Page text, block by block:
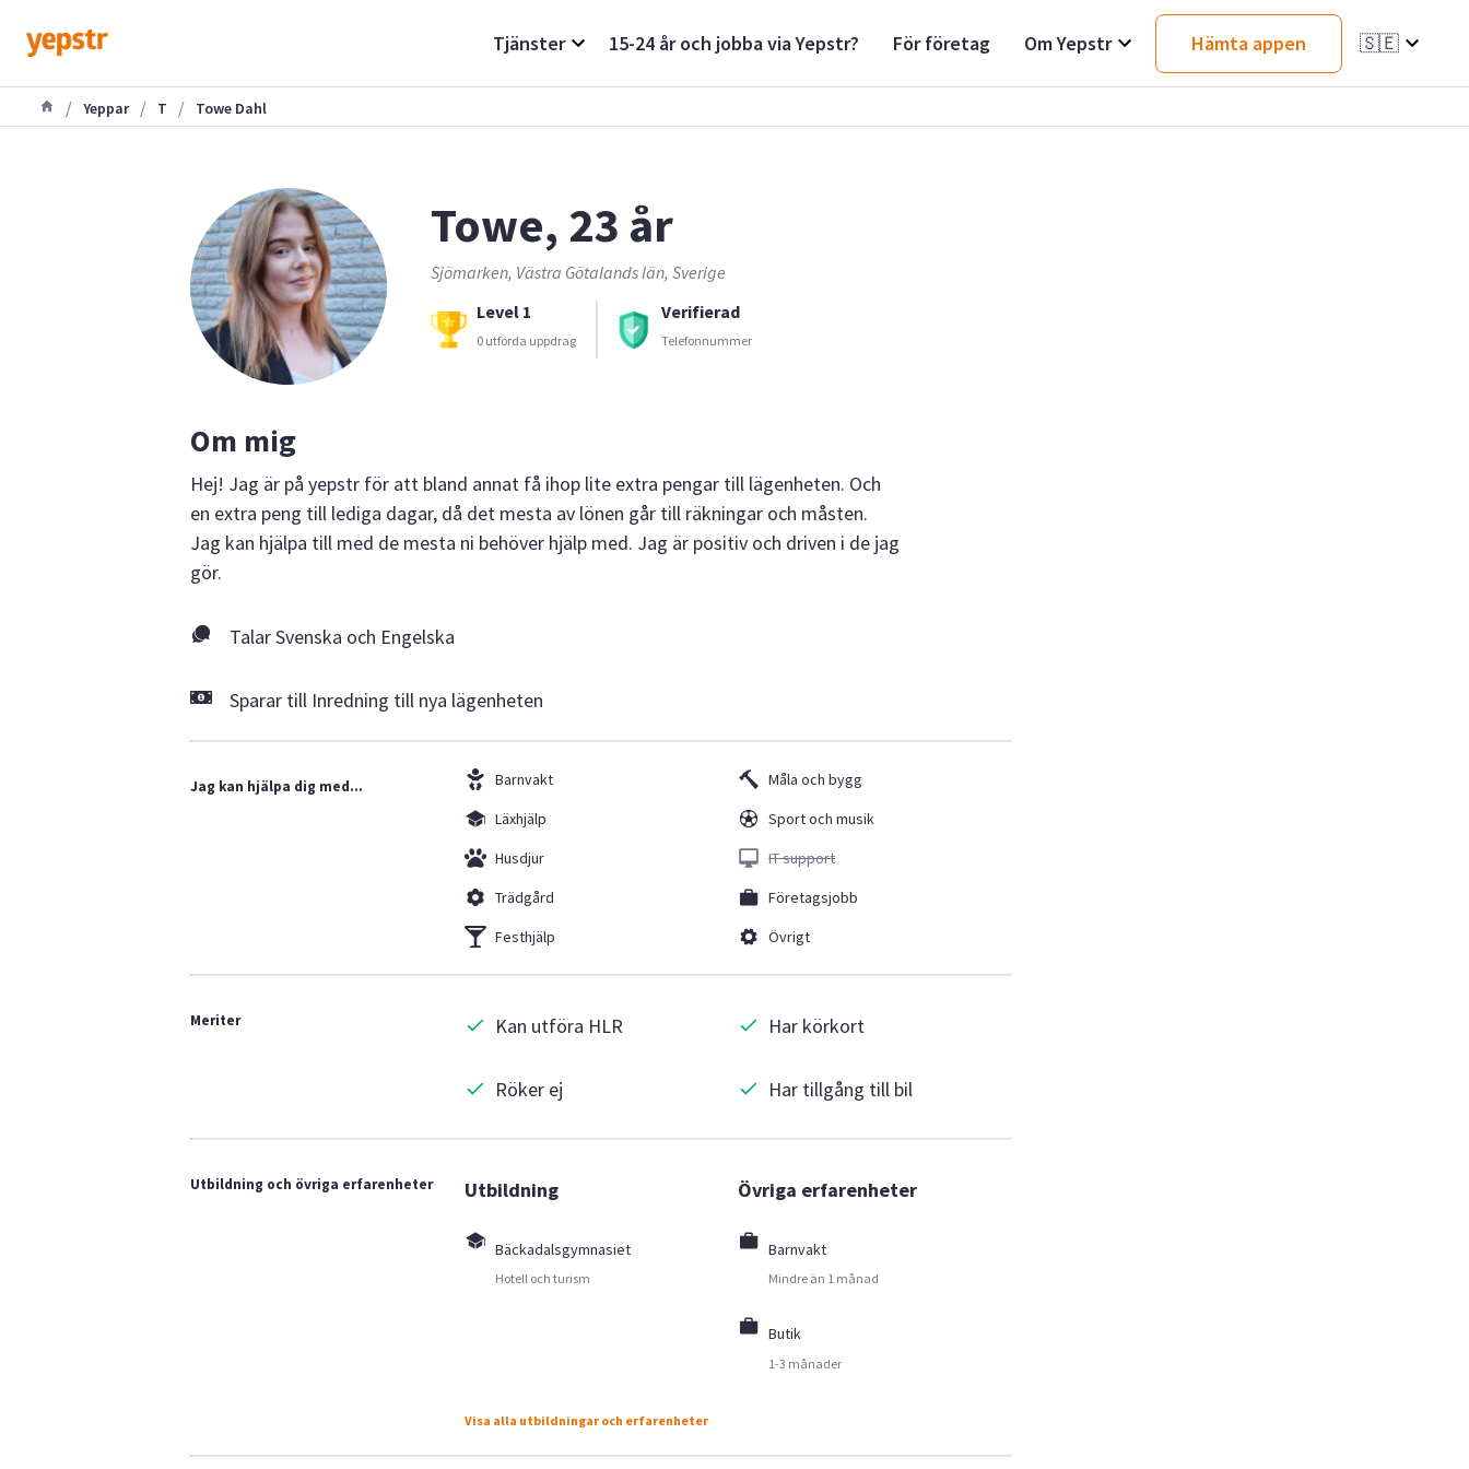
Tjänster 15-24 år och jobba via Yepstr? För företag Om Yepstr Hämta appen 🇸🇪
/ Yeppar / T / Towe Dahl
Towe, 23 år
Sjömarken, Västra Götalands län, Sverige
Level 1
0 utförda uppdrag
Verifierad
Telefonnummer
Om mig
Hej! Jag är på yepstr för att bland annat få ihop lite extra pengar till lägenheten. Och
en extra peng till lediga dagar, då det mesta av lönen går till räkningar och måsten.
Jag kan hjälpa till med de mesta ni behöver hjälp med. Jag är positiv och driven i de jag
gör.
Talar Svenska och Engelska
Sparar till Inredning till nya lägenheten
Jag kan hjälpa dig med...
Barnvakt
Läxhjälp
Husdjur
Trädgård
Festhjälp
Måla och bygg
Sport och musik
IT support
Företagsjobb
Övrigt
Meriter Kan utföra HLR
Röker ej
Har körkort
Har tillgång till bil
Utbildning och övriga erfarenheter Utbildning
Bäckadalsgymnasiet
Hotell och turism
Övriga erfarenheter
Barnvakt
Mindre än 1 månad
Butik
1-3 månader
Visa alla utbildningar och erfarenheter